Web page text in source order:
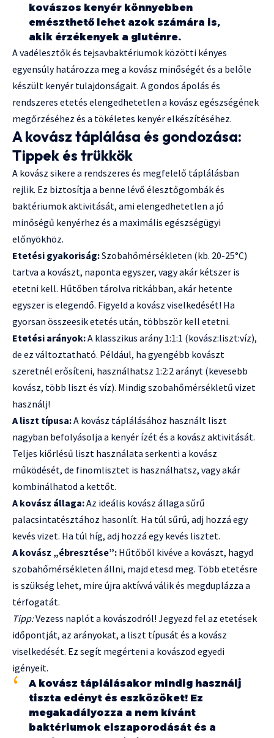
kovászos kenyér könnyebben
emészthető lehet azok számára is,
akik érzékenyek a gluténre.
A vadélesztők és tejsavbaktériumok közötti kényes
egyensúly határozza meg a kovász minőségét és a belőle
készült kenyér tulajdonságait. A gondos ápolás és
rendszeres etetés elengedhetetlen a kovász egészségének
megőrzéséhez és a tökéletes kenyér elkészítéséhez.
A kovász táplálása és gondozása:
Tippek és trükkök
A kovász sikere a rendszeres és megfelelő táplálásban
rejlik. Ez biztosítja a benne lévő élesztőgombák és
baktériumok aktivitását, ami elengedhetetlen a jó
minőségű kenyérhez és a maximális egészségügyi
előnyökhöz.
Etetési gyakoriság:Szobahőmérsékleten (kb. 20-25°C)
tartva a kovászt, naponta egyszer, vagy akár kétszer is
etetni kell. Hűtőben tárolva ritkábban, akár hetente
egyszer is elegendő. Figyeld a kovász viselkedését! Ha
gyorsan összeesik etetés után, többször kell etetni.
Etetési arányok:A klasszikus arány 1:1:1 (kovász:liszt:víz),
de ez változtatható. Például, ha gyengébb kovászt
szeretnél erősíteni, használhatsz 1:2:2 arányt (kevesebb
kovász, több liszt és víz). Mindig szobahőmérsékletű vizet
használj!
A liszt típusa:A kovász táplálásához használt liszt
nagyban befolyásolja a kenyér ízét és a kovász aktivitását.
Teljes kiőrlésű liszt használata serkenti a kovász
működését, de finomlisztet is használhatsz, vagy akár
kombinálhatod a kettőt.
A kovász állaga:Az ideális kovász állaga sűrű
palacsintatésztához hasonlít. Ha túl sűrű, adj hozzá egy
kevés vizet. Ha túl híg, adj hozzá egy kevés lisztet.
A kovász „ébresztése”: Hűtőből kivéve a kovászt, hagyd
szobahőmérsékleten állni, majd etesd meg. Több etetésre
is szükség lehet, mire újra aktívvá válik és megduplázza a
térfogatát.
Tipp:Vezess naplót a kovászodról! Jegyezd fel az etetések
időpontját, az arányokat, a liszt típusát és a kovász
viselkedését. Ez segít megérteni a kovászod egyedi
igényeit.
A kovász táplálásakor mindig használj
tiszta edényt és eszközöket! Ez
megakadályozza a nem kívánt
baktériumok elszaporodását és a